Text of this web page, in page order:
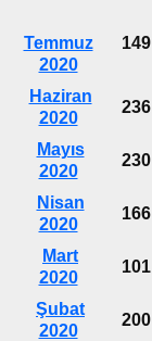
Temmuz
2020
149
Haziran
2020
236
Mayıs
2020
230
Nisan
2020
166
Mart
2020
101
Şubat
2020
200